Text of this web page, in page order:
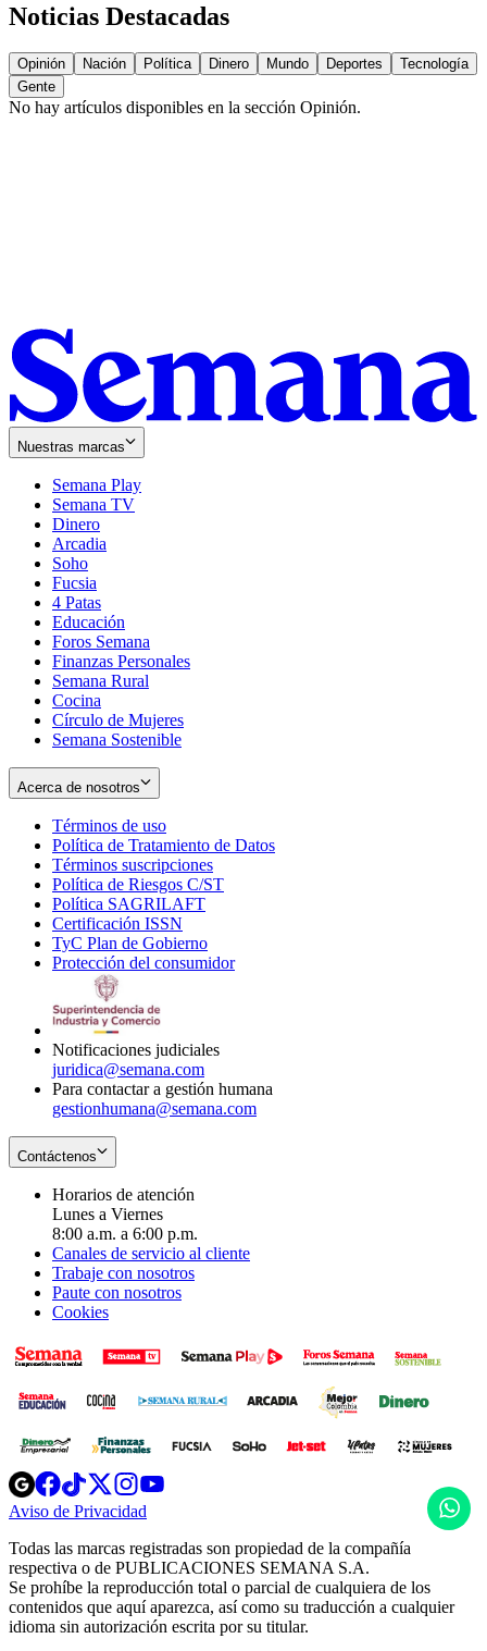
Noticias Destacadas
Opinión Nación Política Dinero Mundo Deportes
Tecnología
Gente
No hay artículos disponibles en la sección Opinión.
Nuestras marcas
Semana Play
Semana TV
Dinero
Arcadia
Soho
in
new
window
Fucsia
in
new
window
4 Patas
Educación
Foros Semana
Finanzas Personales
Semana Rural
Cocina
Círculo de Mujeres
Semana Sostenible
Acerca de nosotros
Términos de uso
in
new
window
Política de Tratamiento de Datos
Términos suscripciones
in
Política de Riesgos C/ST
Política SAGRILAFT
new
window
Certificación ISSN
in
new
TyC Plan de Gobierno
in
Protección del consumidorOpens
Notificaciones judiciales
juridica@semana.com
Para contactar a gestión humana
gestionhumana@semana.com
Contáctenos
Horarios de atención
Lunes a Viernes
8:00 a.m. a 6:00 p.m.
Canales de servicio al cliente
Trabaje con nosotros
Paute con nosotros
Cookies
Opens
in
new
Opens
in
new
Opens
in
new
window
Opens
new
windowwindow
Aviso de Privacidad
new
window
Todas las marcas registradas son propiedad de la compañía
respectiva o de PUBLICACIONES SEMANA S.A.
Se prohíbe la reproducción total o parcial de cualquiera de los
contenidos que aquí aparezca, así como su traducción a cualquier
idioma sin autorización escrita por su titular.